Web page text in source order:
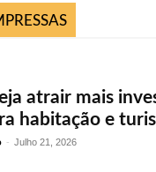
atrair mais
habitação e
- Julho 21, 2026